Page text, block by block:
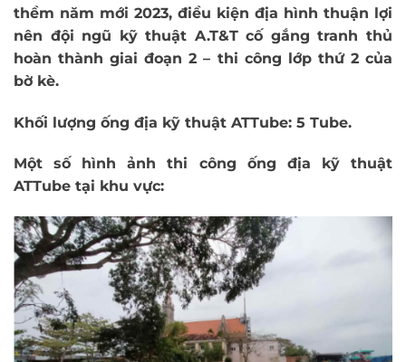
thềm năm mới 2023, điều kiện địa hình thuận lợi
nên đội ngũ kỹ thuật A.T&T cố gắng tranh thủ
hoàn thành giai đoạn 2 – thi công lớp thứ 2 của
bờ kè.
Khối lượng ống địa kỹ thuật ATTube: 5 Tube.
Một số hình ảnh thi công ống địa kỹ thuật
ATTube tại khu vực: